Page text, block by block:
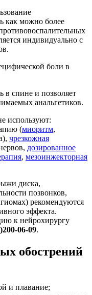
как можно более
индивидуально с
боли в
в спине и позволяет
анальгетиков.
используют:
(миоритм,
чрезкожная
дозированное
, мезоинжекторная
диска,
позвонков,
рекомендуются
эффекта.
к нейрохирургу
06-09.
обострений
и плавание;